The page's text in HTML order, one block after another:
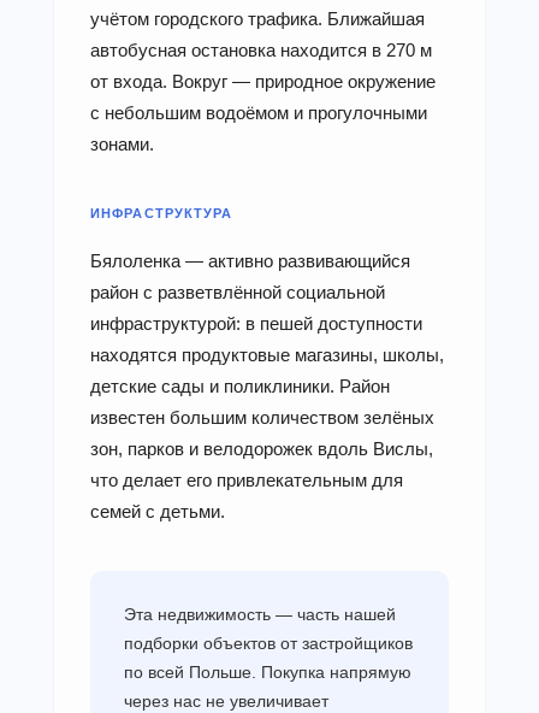
учётом городского трафика. Ближайшая
автобусная остановка находится в 270 м
от входа. Вокруг — природное окружение
с небольшим водоёмом и прогулочными
зонами.
ИНФРАСТРУКТУРА
Бялоленка — активно развивающийся
район с разветвлённой социальной
инфраструктурой: в пешей доступности
находятся продуктовые магазины, школы,
детские сады и поликлиники. Район
известен большим количеством зелёных
зон, парков и велодорожек вдоль Вислы,
что делает его привлекательным для
семей с детьми.
Эта недвижимость — часть нашей
подборки объектов от застройщиков
по всей Польше. Покупка напрямую
через нас не увеличивает